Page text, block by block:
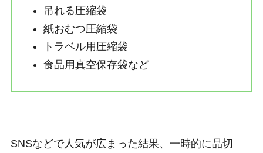
吊れる圧縮袋
紙おむつ圧縮袋
トラベル用圧縮袋
食品用真空保存袋など
SNSなどで人気が広まった結果、一時的に品切